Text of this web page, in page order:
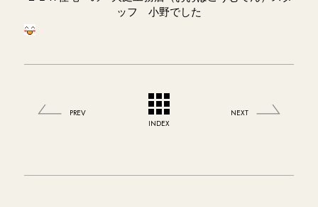
ッフ 小野でした
PREV
INDEX
NEXT